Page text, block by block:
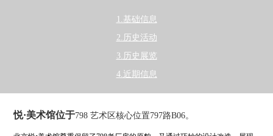
1.基础信息
2.历史活动
3.历史展览
4.近期信息
悦·美术馆位于798 艺术区核心位置797路B06。